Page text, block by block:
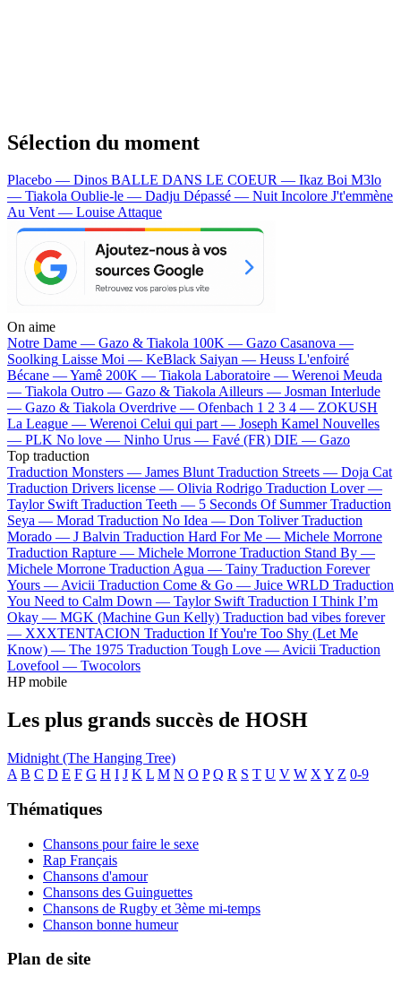
Sélection du moment
Placebo — Dinos BALLE DANS LE COEUR — Ikaz Boi M3lo
— Tiakola Oublie-le — Dadju Dépassé — Nuit Incolore J't'emmène
Au Vent — Louise Attaque
On aime
Notre Dame — Gazo & Tiakola 100K — Gazo Casanova —
Soolking Laisse Moi — KeBlack Saiyan — Heuss L'enfoiré
Bécane —Yamê 200K — Tiakola Laboratoire — Werenoi Meuda
— Tiakola Outro — Gazo & TiakolaAilleurs — Josman Interlude
— Gazo & Tiakola Overdrive — Ofenbach 1 2 3 4 — ZOKUSH
La League — Werenoi Celui qui part — Joseph Kamel Nouvelles
— PLK No love — Ninho Urus — Favé (FR) DIE — Gazo
Top traduction
Traduction Monsters — James Blunt Traduction Streets — Doja Cat
Traduction Drivers license — Olivia Rodrigo Traduction Lover —
Taylor Swift Traduction Teeth — 5 Seconds Of Summer Traduction
Seya — Morad Traduction No Idea — Don Toliver Traduction
Morado — J Balvin Traduction Hard For Me — Michele Morrone
Traduction Rapture — Michele Morrone Traduction Stand By —
Michele Morrone Traduction Agua — Tainy Traduction Forever
Yours —Avicii Traduction Come & Go — Juice WRLD Traduction
You Need to Calm Down — Taylor Swift Traduction I Think I’m
Okay — MGK (Machine Gun Kelly) Traduction bad vibes forever
— XXXTENTACION Traduction If You're Too Shy (Let Me
Know) — The 1975 Traduction Tough Love —Avicii Traduction
Lovefool — Twocolors
HP mobile
Les plus grands succès de HOSH
Midnight (The Hanging Tree)
A B C D E F G H I J K L M N O P Q R S T U V W X Y Z 0-9
Thématiques
Chansons pour faire le sexe
Rap Français
Chansons d'amour
Chansons des Guinguettes
Chansons de Rugby et 3ème mi-temps
Chanson bonne humeur
Plan de site